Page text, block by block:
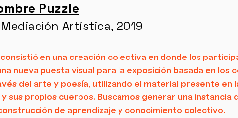
Puzzle
Artística, 2019
en una creación colectiva en donde los
nueva puesta visual para la exposición basada en los
del arte y poesía, utilizando el material presente en
sus propios cuerpos. Buscamos generar una instancia
de aprendizaje y conocimiento colectivo.